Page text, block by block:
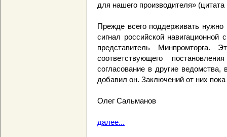
для нашего производителя»
Прежде всего поддерживать
сигнал российской
представитель Минпромторга.
соответствующего
согласование в другие
добавил он. Заключений от них пока
Олег Сальманов
далее...